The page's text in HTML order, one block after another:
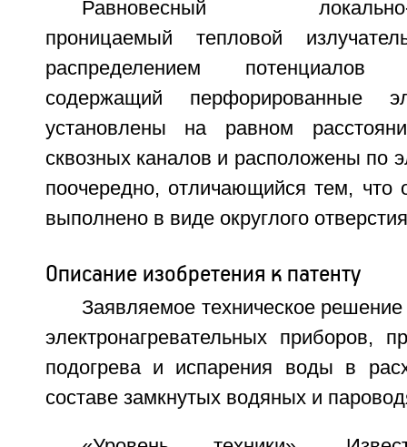
Равновесный локально-
проницаемый тепловой
распределением потенциалов
содержащий перфорированные
установлены на равном
сквозных каналов и расположены по
поочередно, отличающийся тем, что
выполнено в виде округлого
Описание изобретения к патенту
Заявляемое техническое решение
электронагревательных приборов,
подогрева и испарения воды в
составе замкнутых водяных и